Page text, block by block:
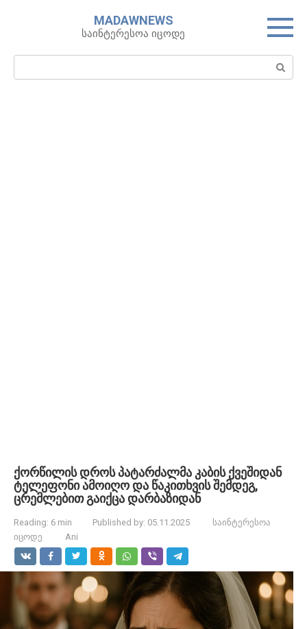
MADAWNEWS
საინტერესოა იცოდე
Search:
ქორწილის დროს პატარძალმა კაბის ქვეშიდან
ტელეფონი ამოიღო და წაკითხვის შემდეგ,
ცრემლებით გაიქცა დარბაზიდან
Reading: 6 min Published by: 05.11.2025
საინტერესოა
იცოდე
Ani